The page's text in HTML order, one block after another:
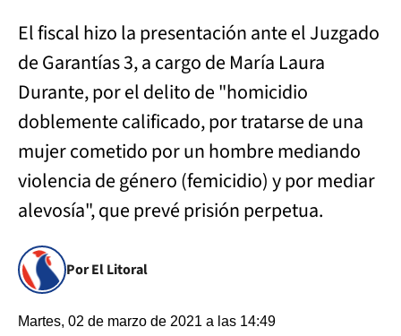
El fiscal hizo la presentación ante el Juzgado
de Garantías 3, a cargo de María Laura
Durante, por el delito de "homicidio
doblemente calificado, por tratarse de una
mujer cometido por un hombre mediando
violencia de género (femicidio) y por mediar
alevosía", que prevé prisión perpetua.
Por El Litoral
Martes, 02 de marzo de 2021 a las 14:49